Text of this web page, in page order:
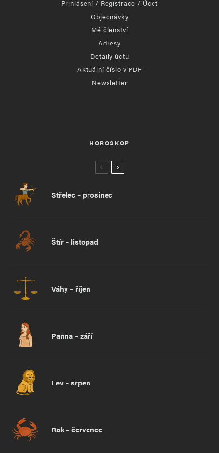
Přihlášení / Registrace / Účet
Objednávky
Mé členství
Adresy
Detaily účtu
Aktuální číslo v PDF
Newsletter
HOROSKOP
Střelec – prosinec
Štír – listopad
Váhy – říjen
Panna – září
Lev – srpen
Rak – červenec